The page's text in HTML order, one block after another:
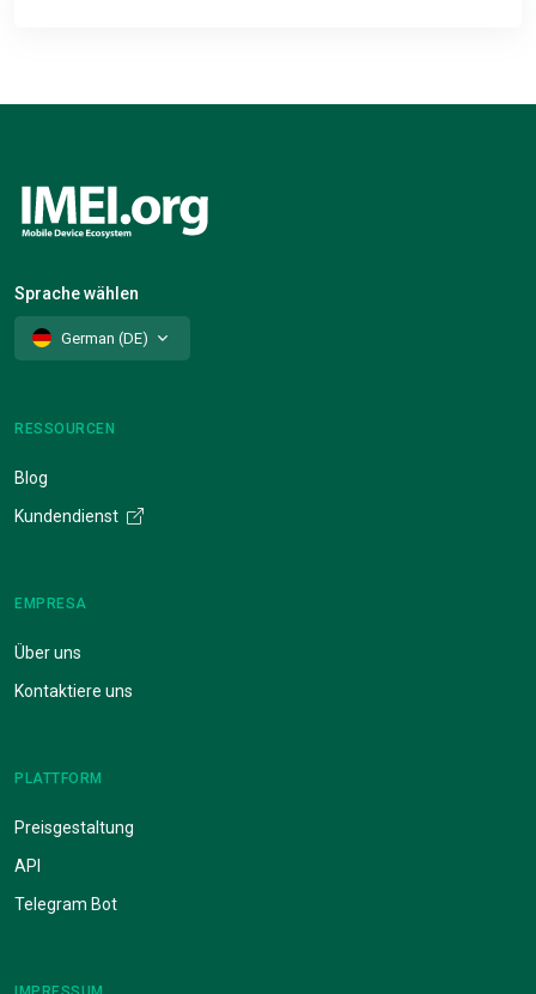
Sprache wählen
German (DE)
RESSOURCEN
Blog
Kundendienst
EMPRESA
Über uns
Kontaktiere uns
PLATTFORM
Preisgestaltung
API
Telegram Bot